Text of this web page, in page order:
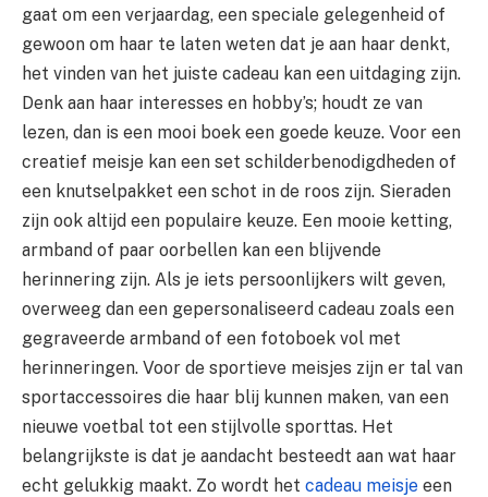
gaat om een verjaardag, een speciale gelegenheid of
gewoon om haar te laten weten dat je aan haar denkt,
het vinden van het juiste cadeau kan een uitdaging zijn.
Denk aan haar interesses en hobby’s; houdt ze van
lezen, dan is een mooi boek een goede keuze. Voor een
creatief meisje kan een set schilderbenodigdheden of
een knutselpakket een schot in de roos zijn. Sieraden
zijn ook altijd een populaire keuze. Een mooie ketting,
armband of paar oorbellen kan een blijvende
herinnering zijn. Als je iets persoonlijkers wilt geven,
overweeg dan een gepersonaliseerd cadeau zoals een
gegraveerde armband of een fotoboek vol met
herinneringen. Voor de sportieve meisjes zijn er tal van
sportaccessoires die haar blij kunnen maken, van een
nieuwe voetbal tot een stijlvolle sporttas. Het
belangrijkste is dat je aandacht besteedt aan wat haar
echt gelukkig maakt. Zo wordt het cadeau meisje een